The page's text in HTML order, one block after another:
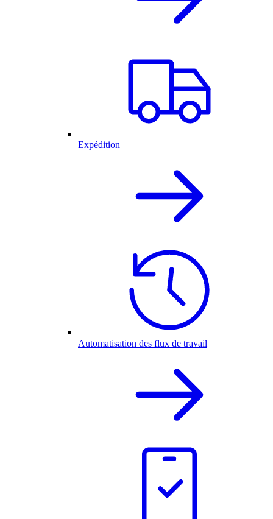
Expédition
Automatisation des flux de travail